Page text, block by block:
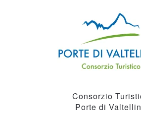
Consorzio
Porte di